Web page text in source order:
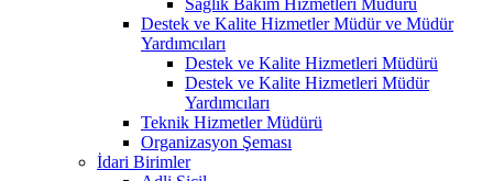
Destek ve Kalite Hizmetler Müdür ve Müdür
Yardımcıları
Destek ve Kalite Hizmetleri Müdürü
Destek ve Kalite Hizmetleri Müdür
Yardımcıları
Teknik Hizmetler Müdürü
Organizasyon Şeması
İdari Birimler